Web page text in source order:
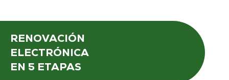
RENOVACIÓN
ELECTRÓNICA
EN 5 ETAPAS